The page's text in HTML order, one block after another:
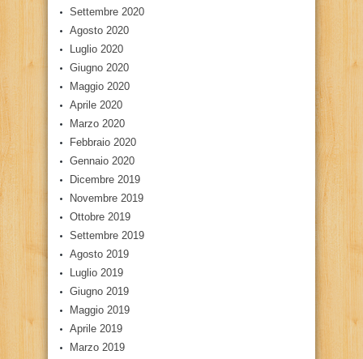
Settembre 2020
Agosto 2020
Luglio 2020
Giugno 2020
Maggio 2020
Aprile 2020
Marzo 2020
Febbraio 2020
Gennaio 2020
Dicembre 2019
Novembre 2019
Ottobre 2019
Settembre 2019
Agosto 2019
Luglio 2019
Giugno 2019
Maggio 2019
Aprile 2019
Marzo 2019